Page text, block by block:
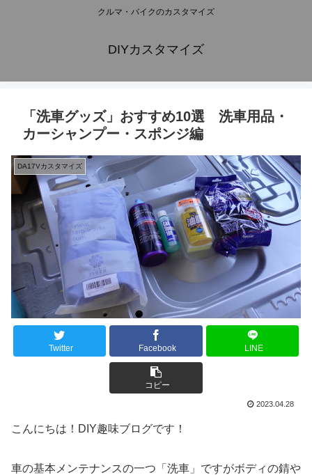
クルマ・バイクのカスタマイズ
DIYカスタマイズ
「洗車グッズ」おすすめ10選 洗車用品・
カーシャンプー・スポンジ編
DA17Vカスタマイズ
Twitter Facebook LINE
コピー
2023.04.28
こんにちは！DIY趣味ブログです！
車の基本メンテナンスの一つ「洗車」ですがボディの錆や